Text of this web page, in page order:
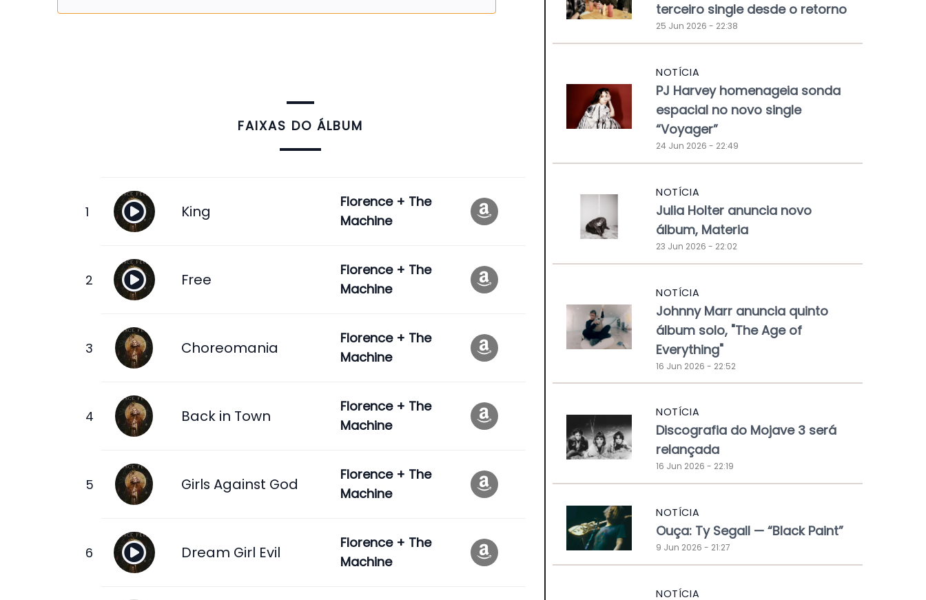
FAIXAS DO ÁLBUM
King
Florence + The
Machine
Free
Florence + The
Machine
Choreomania
Florence + The
Machine
Back in Town
Florence + The
Machine
Girls Against God
Florence + The
Machine
Dream Girl Evil
Florence + The
Machine
terceiro single desde o retorno
25 Jun 2026 - 22:38
NOTÍCIA
PJ Harvey homenageia sonda
espacial no novo single
“Voyager”
24 Jun 2026 - 22:49
NOTÍCIA
Julia Holter anuncia novo
álbum, Materia
23 Jun 2026 - 22:02
NOTÍCIA
Johnny Marr anuncia quinto
álbum solo, "The Age of
Everything"
16 Jun 2026 - 22:52
NOTÍCIA
Discografia do Mojave 3 será
relançada
16 Jun 2026 - 22:19
NOTÍCIA
Ouça: Ty Segall — “Black Paint”
9 Jun 2026 - 21:27
NOTÍCIA